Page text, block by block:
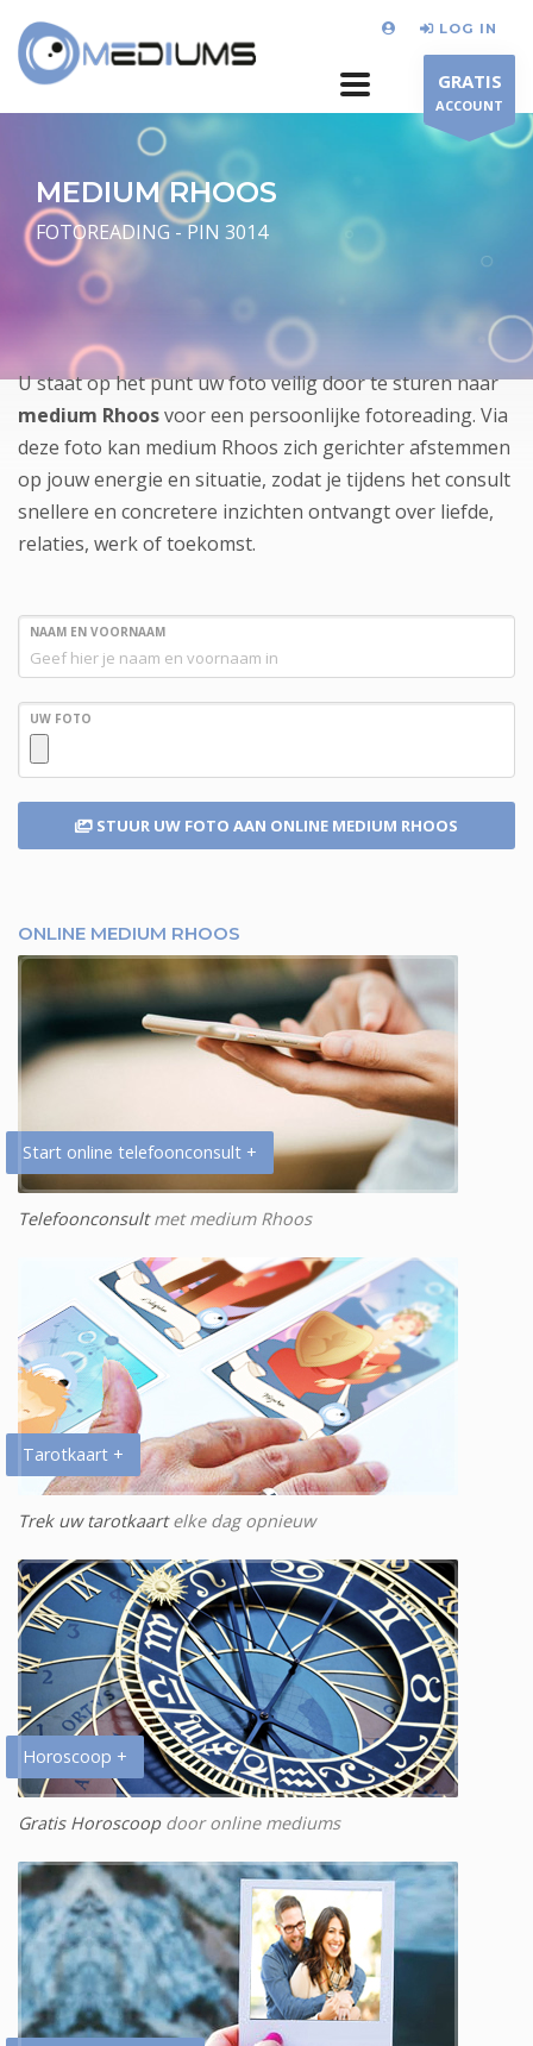
LOG IN
GRATIS
ACCOUNT
MEDIUM RHOOS
FOTOREADING - PIN 3014
U staat op het punt uw foto veilig door te sturen naar
medium Rhoosvoor een persoonlijke fotoreading. Via
deze foto kan medium Rhoos zich gerichter afstemmen
op jouw energie en situatie, zodat je tijdens het consult
snellere en concretere inzichten ontvangt over liefde,
relaties, werk of toekomst.
NAAM EN VOORNAAM
UW FOTO
STUUR UW FOTO AAN ONLINE MEDIUM RHOOS
ONLINE MEDIUM RHOOS
Start online telefoonconsult +
Telefoonconsultmet medium Rhoos
Tarotkaart +
Trek uw tarotkaartelke dag opnieuw
Horoscoop +
Gratis Horoscoopdoor online mediums